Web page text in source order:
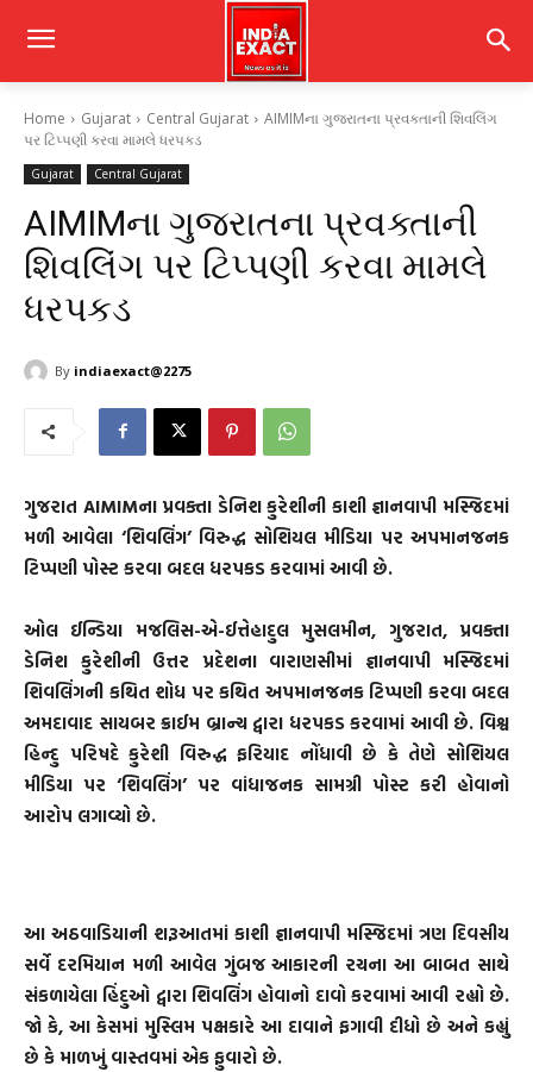
Home Gujarat Central Gujarat
AIMIMના ગુજરાતના પ્રવક્તાની શિવલિંગ
પર ટિપ્પણી કરવા મામલે ધરપકડ
Gujarat Central Gujarat
AIMIMના ગુજરાતના પ્રવક્તાની
શિવલિંગ પર ટિપ્પણી કરવા મામલે
ધરપકડ
By indiaexact@2275
ગુજરાત AIMIMના પ્રવક્તા ડેનિશ કુરેશીની કાશી જ્ઞાનવાપી મસ્જિદમાં
મળી આવેલા ‘શિવલિંગ’ વિરુદ્ધ સોશિયલ મીડિયા પર અપમાનજનક
ટિપ્પણી પોસ્ટ કરવા બદલ ધરપકડ કરવામાં આવી છે.
ઓલ ઈન્ડિયા મજલિસ-એ-ઈત્તેહાદુલ મુસલમીન, ગુજરાત, પ્રવક્તા
ડેનિશ કુરેશીની ઉત્તર પ્રદેશના વારાણસીમાં જ્ઞાનવાપી મસ્જિદમાં
શિવલિંગની કથિત શોધ પર કથિત અપમાનજનક ટિપ્પણી કરવા બદલ
અમદાવાદ સાયબર ક્રાઈમ બ્રાન્ચ દ્વારા ધરપકડ કરવામાં આવી છે. વિશ્વ
હિન્દુ પરિષદે કુરેશી વિરુદ્ધ ફરિયાદ નોંધાવી છે કે તેણે સોશિયલ
મીડિયા પર ‘શિવલિંગ’ પર વાંધાજનક સામગ્રી પોસ્ટ કરી હોવાનો
આરોપ લગાવ્યો છે.
આ અઠવાડિયાની શરૂઆતમાં કાશી જ્ઞાનવાપી મસ્જિદમાં ત્રણ દિવસીય
સર્વે દરમિયાન મળી આવેલ ગુંબજ આકારની રચના આ બાબત સાથે
સંકળાયેલા હિંદુઓ દ્વારા શિવલિંગ હોવાનો દાવો કરવામાં આવી રહ્યો છે.
જો કે, આ કેસમાં મુસ્લિમ પક્ષકારે આ દાવાને ફગાવી દીધો છે અને કહ્યું
છે કે માળખું વાસ્તવમાં એક ફુવારો છે.